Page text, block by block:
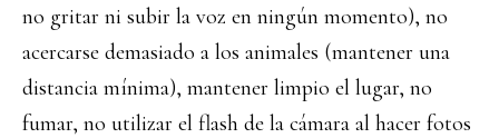
no gritar ni subir la voz en ningún momento), no
acercarse demasiado a los animales (mantener una
distancia mínima), mantener limpio el lugar, no
fumar, no utilizar el flash de la cámara al hacer fotos